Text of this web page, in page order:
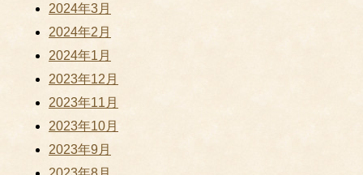
2024年3月
2024年2月
2024年1月
2023年12月
2023年11月
2023年10月
2023年9月